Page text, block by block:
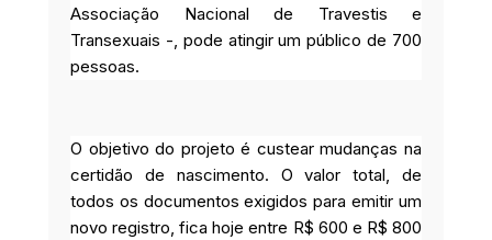
Associação Nacional de Travestis e
Transexuais -, pode atingir um público de 700
pessoas.
O objetivo do projeto é custear mudanças na
certidão de nascimento. O valor total, de
todos os documentos exigidos para emitir um
novo registro, fica hoje entre R$ 600 e R$ 800